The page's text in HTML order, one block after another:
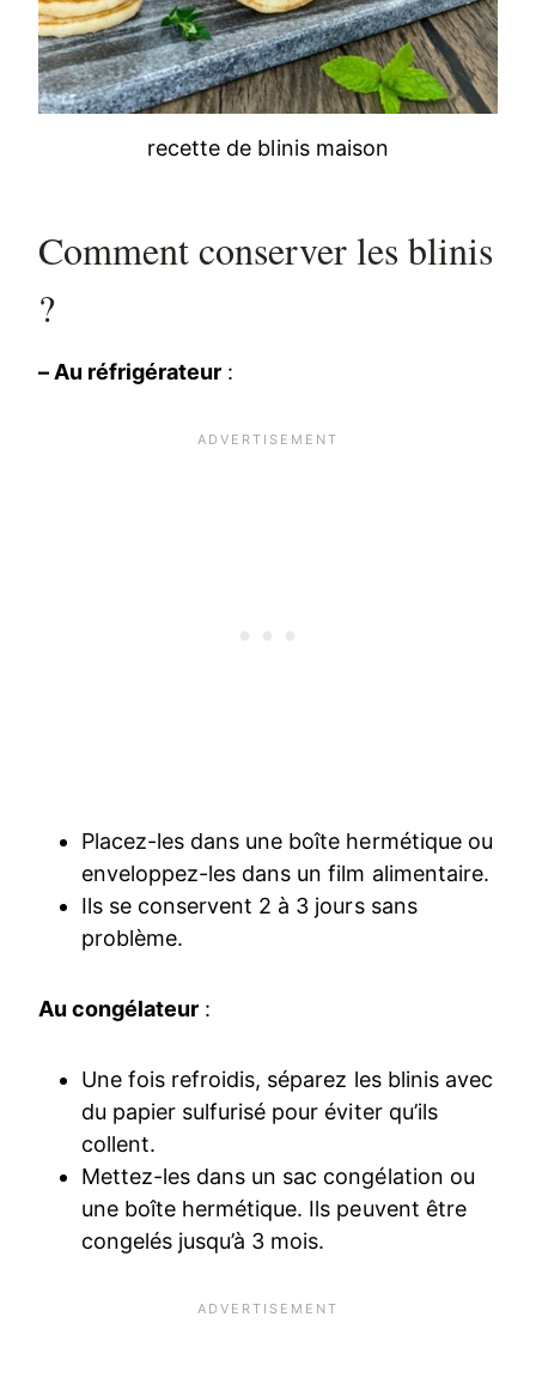
recette de blinis maison
Comment conserver les blinis
?
– Au réfrigérateur :
Placez-les dans une boîte hermétique ou
enveloppez-les dans un film alimentaire.
Ils se conservent 2 à 3 jours sans
problème.
Au congélateur :
Une fois refroidis, séparez les blinis avec
du papier sulfurisé pour éviter qu’ils
collent.
Mettez-les dans un sac congélation ou
une boîte hermétique. Ils peuvent être
congelés jusqu’à 3 mois.